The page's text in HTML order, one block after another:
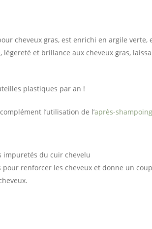
cheveux gras, est enrichi en argile
et brillance aux cheveux gras,
plastiques par an !
l’utilisation de l’après-
impuretés du cuir chevelu
renforcer les cheveux et donne un